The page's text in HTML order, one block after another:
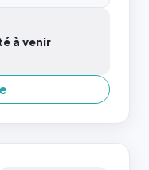
à venir